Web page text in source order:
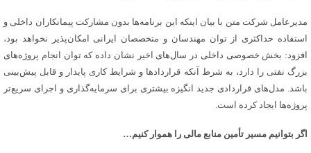
مدیرعامل شرکت متن با بیان اینکه این برنامه‌ها بدون مشارکت پیمانکاران داخلی و
استفاده حداکثری از توان مهندسان و متخصصان ایرانی امکان‌پذیر نخواهد بود،
افزود: بخش خصوصی داخلی در سال‌های اخیر نشان داده که توان انجام پروژه‌های
بزرگ نفتی را دارد، به شرط آنکه قراردادها و شرایط کاری پایدار و قابل پیش‌بینی
باشد. مدل‌های قراردادی جدید انگیزه بیشتری برای سرمایه‌گذاری و اجرای سریع‌تر
پروژه‌ها ایجاد کرده است.
اگر بتوانیم مسیر تأمین منابع مالی را هموار کنیم…